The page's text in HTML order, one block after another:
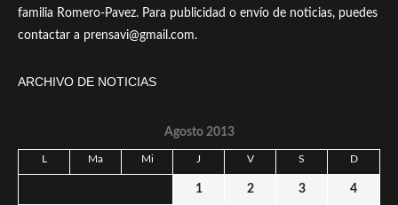
familia Romero-Pavez. Para publicidad o envío de noticias, puedes
contactar a prensavi@gmail.com.
ARCHIVO DE NOTICIAS
Agosto 2013
L Ma Mi J V S D
1 2 3 4